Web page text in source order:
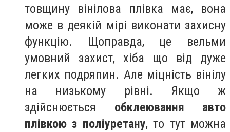
товщину вінілова плівка має, вона
може в деякій мірі виконати захисну
функцію. Щоправда, це вельми
умовний захист, хіба що від дуже
легких подряпин. Але міцність вінілу
на низькому рівні. Якщо ж
здійснюється обклеювання авто
плівкою з поліуретану, то тут можна